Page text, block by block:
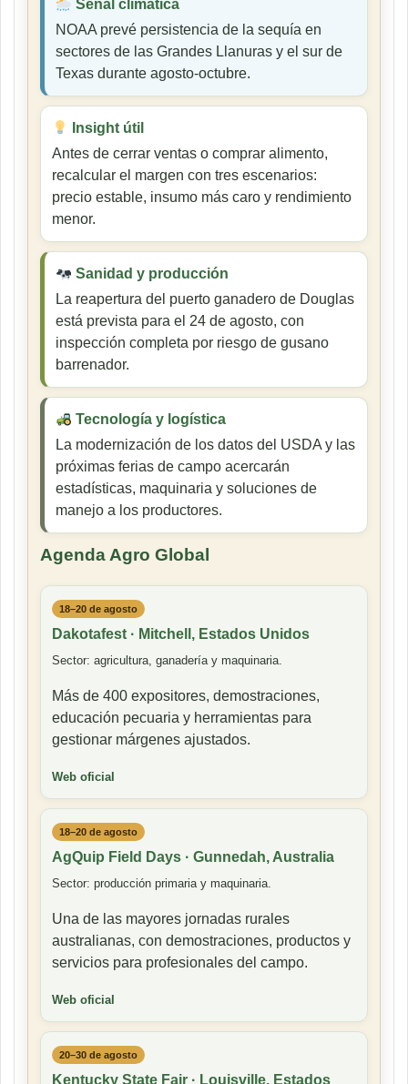
Señal climática
NOAA prevé persistencia de la sequía en
sectores de las Grandes Llanuras y el sur de
Texas durante agosto-octubre.
Insight útil
Antes de cerrar ventas o comprar alimento,
recalcular el margen con tres escenarios:
precio estable, insumo más caro y rendimiento
menor.
Sanidad y producción
La reapertura del puerto ganadero de Douglas
está prevista para el 24 de agosto, con
inspección completa por riesgo de gusano
barrenador.
Tecnología y logística
La modernización de los datos del USDA y las
próximas ferias de campo acercarán
estadísticas, maquinaria y soluciones de
manejo a los productores.
Agenda Agro Global
18–20 de agosto
Dakotafest · Mitchell, Estados Unidos
Sector: agricultura, ganadería y maquinaria.
Más de 400 expositores, demostraciones,
educación pecuaria y herramientas para
gestionar márgenes ajustados.
Web oficial
18–20 de agosto
AgQuip Field Days · Gunnedah, Australia
Sector: producción primaria y maquinaria.
Una de las mayores jornadas rurales
australianas, con demostraciones, productos y
servicios para profesionales del campo.
Web oficial
20–30 de agosto
Kentucky State Fair · Louisville, Estados